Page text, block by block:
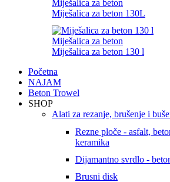
Miješalica za beton
Miješalica za beton 130L
Miješalica za beton
Miješalica za beton 130 l
Početna
NAJAM
Beton Trowel
SHOP
Alati za rezanje, brušenje i
Rezne ploče - asfalt,
keramika
Dijamantno svrdlo -
Brusni disk